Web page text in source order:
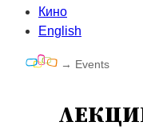
Кино
English
→ Events